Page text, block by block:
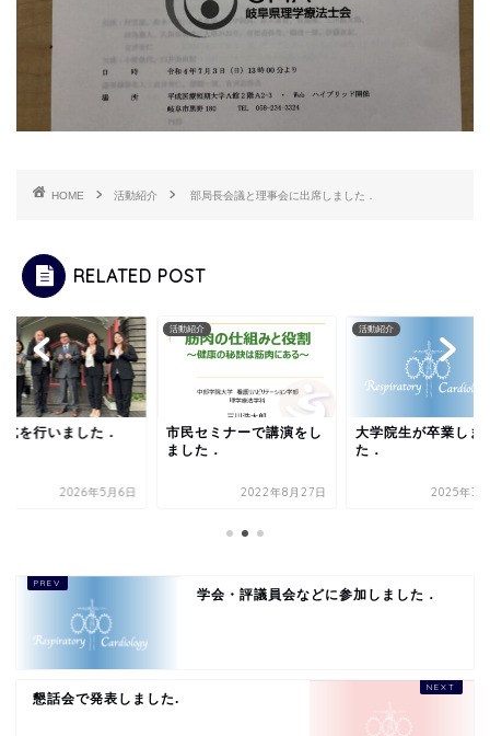
HOME 活動紹介 部局長会議と理事会に出席しました．
RELATED POST
式を行いました．
2026年5月6日
活動紹介
市民セミナーで講演をし
ました．
2022年8月27日
活動紹介
大学院生が卒業しま
た．
2025年3
学会・評議員会などに参加しました．
懇話会で発表しました.